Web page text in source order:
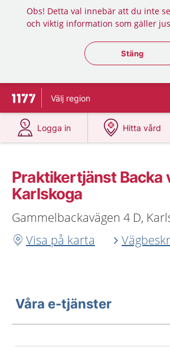
Obs! Detta val innebär att du inte
och viktig information som gäller
Stäng
Stäng
Till startsidan för 1177
Välj region
Logga in
på 1177.se
Hitta vård
på
Praktikertjänst Backa
Karlskoga
Gammelbackavägen 4 D,
Visa på karta
Våra e-tjänster